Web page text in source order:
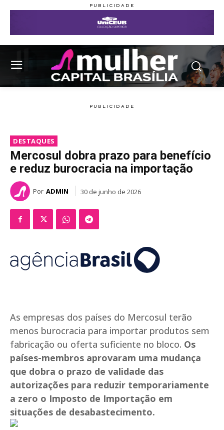
DESTAQUES
Mercosul dobra prazo para benefício
e reduz burocracia na importação
Por ADMIN 30 de junho de 2026
As empresas dos países do Mercosul terão
menos burocracia para importar produtos sem
fabricação ou oferta suficiente no bloco. Os
países-membros aprovaram uma mudança
que dobra o prazo de validade das
autorizações para reduzir temporariamente
a zero o Imposto de Importação em
situações de desabastecimento.